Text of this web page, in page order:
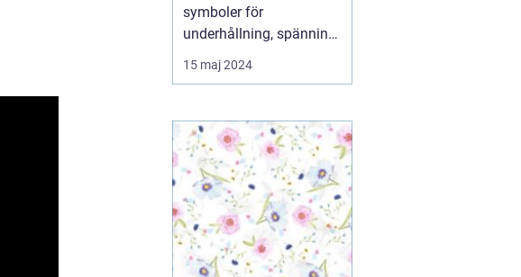
symboler för
underhållning, spänning
och möjligheten att
vinna stort. De fungerar
som söker fläkten av risk
och lockelsen av
belöningar. Oavsett om
du är ...
15 maj 2024